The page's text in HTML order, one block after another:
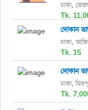
ঢাকা,
Tk.
দোকান
ঢাকা,
Tk. 15
দোকান
ঢাকা,
Tk.